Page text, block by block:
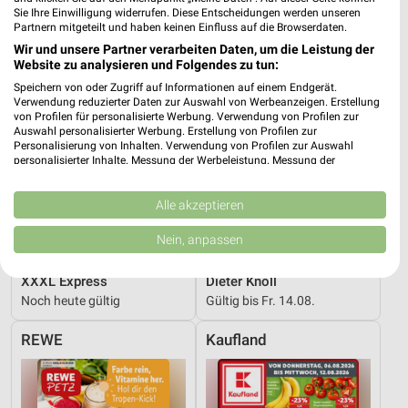
XXXL Express
Noch heute gültig
Dieter Knoll
Gültig bis Fr. 14.08.
REWE Kaufland
Sie Ihre Einwilligung widerrufen. Diese Entscheidungen werden unseren
Partnern mitgeteilt und haben keinen Einfluss auf die Browserdaten.
Wir und unsere Partner verarbeiten Daten, um die Leistung der
Website zu analysieren und Folgendes zu tun:
Speichern von oder Zugriff auf Informationen auf einem Endgerät.
Verwendung reduzierter Daten zur Auswahl von Werbeanzeigen. Erstellung
von Profilen für personalisierte Werbung. Verwendung von Profilen zur
Auswahl personalisierter Werbung. Erstellung von Profilen zur
Personalisierung von Inhalten. Verwendung von Profilen zur Auswahl
personalisierter Inhalte. Messung der Werbeleistung. Messung der
Kombinationen von Daten aus verschiedenen Quellen. Entwicklung und
Verbesserung der Angebote. Verwendung reduzierter Daten zur Auswahl
von Inhalten.
Daten können außerhalb der Europäischen Union weitergegeben und in die
USA gesendet werden.
Website/App.
Partnerliste anzeigen (1 IAB-Anbieter)
Speichern von oder Zugriff auf Informationen
auf einem Endgerät
Alle akzeptieren
Nein, anpassen